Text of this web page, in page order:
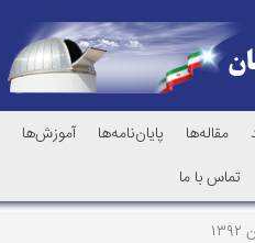
مقاله‌ها پایان‌نامه‌ها آموزش‌ها
تماس با ما